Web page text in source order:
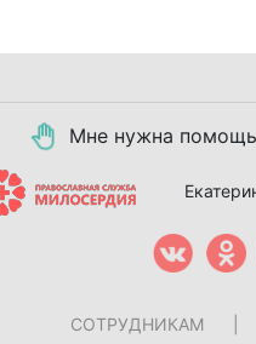
Мне нужна помощь
СОТРУДНИКАМ